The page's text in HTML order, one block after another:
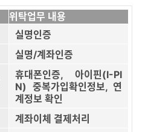
위탁업무 내용
실명인증
실명/계좌인증
휴대폰인증, 아이핀(I-PI
N) 중복가입확인정보, 연
계정보 확인
계좌이체 결제처리